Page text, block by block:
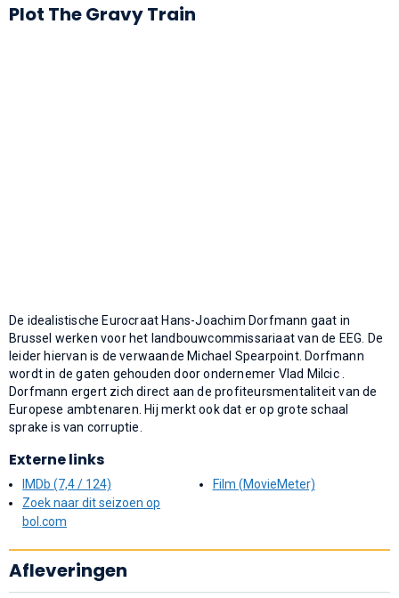
Plot The Gravy Train
De idealistische Eurocraat Hans-Joachim Dorfmann gaat in
Brussel werken voor het landbouwcommissariaat van de EEG. De
leider hiervan is de verwaande Michael Spearpoint. Dorfmann
wordt in de gaten gehouden door ondernemer Vlad Milcic .
Dorfmann ergert zich direct aan de profiteursmentaliteit van de
Europese ambtenaren. Hij merkt ook dat er op grote schaal
sprake is van corruptie.
Externe links
IMDb (7,4 / 124)
Zoek naar dit seizoen op
bol.com
Film (MovieMeter)
Afleveringen